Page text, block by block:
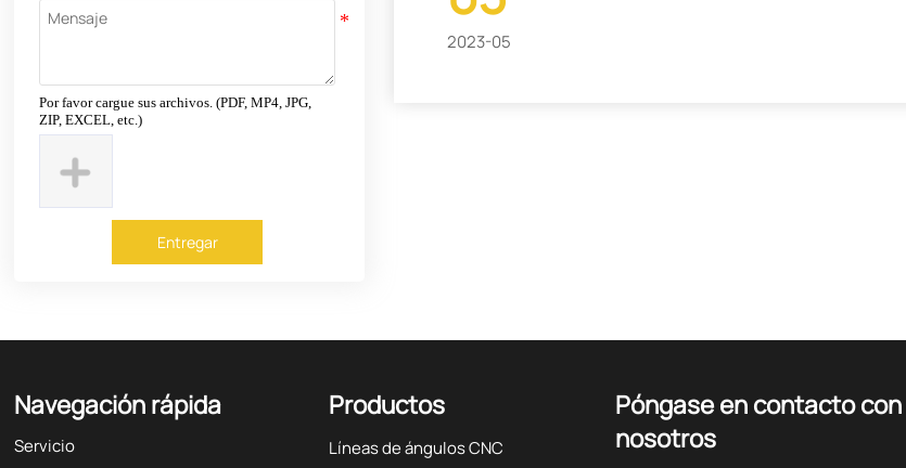
Por favor cargue sus archivos. (PDF, MP4, JPG,
ZIP, EXCEL, etc.)
Entregar
2023-05
Navegación rápida
Servicio
Productos
Líneas de ángulos CNC
Póngase en contacto con
nosotros